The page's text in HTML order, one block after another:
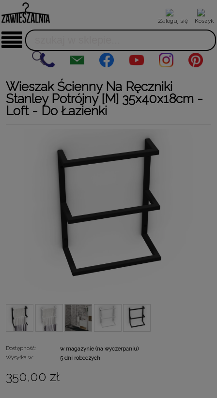
Zaloguj się Koszyk
Wieszak Ścienny Na Ręczniki
Stanley Potrójny [M] 35x40x18cm -
Loft - Do Łazienki
Dostępność:
w magazynie (na wyczerpaniu)
Wysyłka w:
5 dni roboczych
350,00 zł